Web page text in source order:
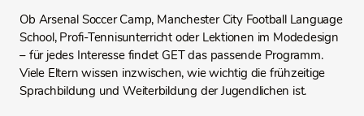
Ob Arsenal Soccer Camp, Manchester City Football Language
School, Profi-Tennisunterricht oder Lektionen im Modedesign
– für jedes Interesse findet GET das passende Programm.
Viele Eltern wissen inzwischen, wie wichtig die frühzeitige
Sprachbildung und Weiterbildung der Jugendlichen ist.